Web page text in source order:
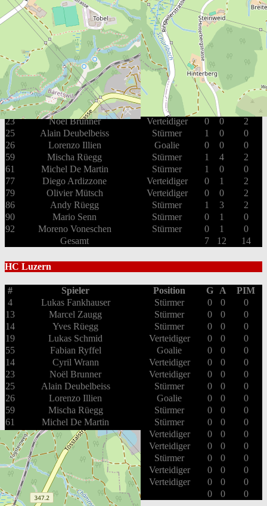
EHC Dürnten Vikings
Spieler Position G
PIM
Lukas Fankhauser Stürmer 0
13
Marcel Zaugg Stürmer 0
0
14
Yves Rüegg Stürmer 3
19
Lukas Schmid Verteidiger 0 0
0
20
Fabian Ryffel Goalie 0
0
21
Cyril Wrann Verteidiger 0
0
23
Noël Brunner Verteidiger 0 0
2
25
Alain Deubelbeiss Stürmer 1 0
0
26
Lorenzo Illien Goalie 0 0
0
59
Mischa Rüegg Stürmer 1 4
2
61
Michel De Martin Stürmer 1 0
0
77
Diego Ardizzone Verteidiger 0 1
2
79
Olivier Mütsch Verteidiger 0 0
2
86
Andy Rüegg Stürmer 1 3
2
90
Mario Senn Stürmer 0 1
0
92
Moreno Voneschen Stürmer 0 1
0
Gesamt
7 12 14
HC Luzern
# Spieler Position G A
PIM
4
Lukas Fankhauser Stürmer 0 0
0
13
Marcel Zaugg Stürmer 0 0
0
14
Yves Rüegg Stürmer 0 0
0
19
Lukas Schmid Verteidiger 0 0
0
55
Fabian Ryffel Goalie 0 0
0
14
Cyril Wrann Verteidiger 0 0
0
23
Noël Brunner Verteidiger 0 0
0
25
Alain Deubelbeiss Stürmer 0 0
0
26
Lorenzo Illien Goalie 0 0
0
59
Mischa Rüegg Stürmer 0 0
0
61
Michel De Martin Stürmer 0 0
0
17
Diego Ardizzone Verteidiger 0 0
0
79
Olivier Mütsch Verteidiger 0 0
0
86
Andy Rüegg Stürmer 0 0
0
90
Mario Senn Verteidiger 0 0
0
Moreno Voneschen Verteidiger 0 0
0
Gesamt
0 0 0